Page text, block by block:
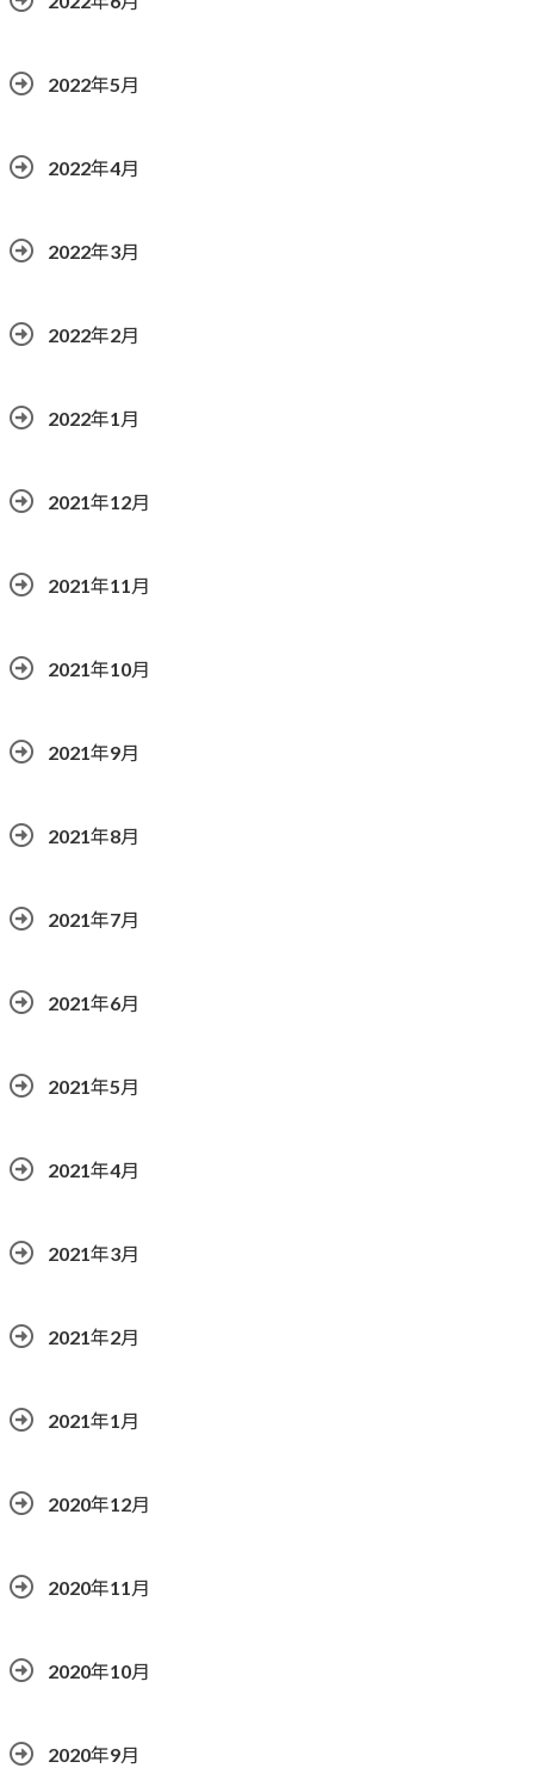
2022年5月
2022年4月
2022年3月
2022年2月
2022年1月
2021年12月
2021年11月
2021年10月
2021年9月
2021年8月
2021年7月
2021年6月
2021年5月
2021年4月
2021年3月
2021年2月
2021年1月
2020年12月
2020年11月
2020年10月
2020年9月